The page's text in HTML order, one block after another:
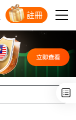
註冊